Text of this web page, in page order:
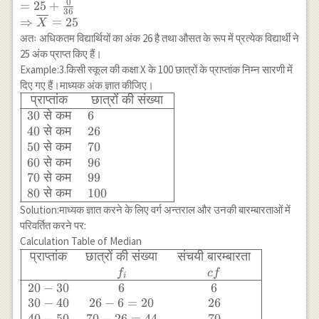
\rightarrow
f_1 & 25 & 0
& 0 \\ 30-40
& 9
\rightarrow
f_2 & 35 & 10
& 90 \\ 40-50
& 3 & 45 &
20 & 60 \\
\hline \text {
Total } &
\Sigma
f_i=36 & & &
\Sigma f_i
d_i=0 \\
\hline
\end{array}
{10} \\ \Rightarrow
Z=20+6=26
=25+\frac{0}{36} \\
\Rightarrow \overline{X}=25
= 25 + 36
0
⇒ X = 25
अतः अधिकतम विद्यार्थियों का अंक 26 है तथा औसत के रूप में प्रत्येक विद्यार्थी ने
25 अंक प्राप्त किए हैं।
Example:3.किसी स्कूल की कक्षा X के 100 छात्रों के प्राप्तांक निम्न सारणी में
दिए गए हैं।माध्यक अंक ज्ञात कीजिए।
\begin{array}
{|ll|} \hline
\text {
प्राप्तांक } &
\text{ छात्रों
की संख्या } \\
\hline 30
\text { से कम
} & 6 \\ 40
\text { से कम
} & 26 \\ 50
\text { से कम
} & 70 \\ 60
\text { से कम
} & 96 \\ 70
प्राप्तांक
30 से कम
40 से कम
50 से कम
60 से कम
70 से कम
80 से कम
छात्रों की संख्या
6
26
70
96
99
100
Solution:माध्यक ज्ञात करने के लिए वर्ग अन्तराल और उनकी बारम्बारताओं में
परिवर्तित करने पर:
Calculation Table of Median
\begin{array}
\text{प्राप्तांक}
& \text{ छात्रों
प्राप्तांक
20 − 30
30 − 40
छात्रों की संख्या
fi
6
26 − 6 = 20
संचयी बारम्बारता
cf
6
26